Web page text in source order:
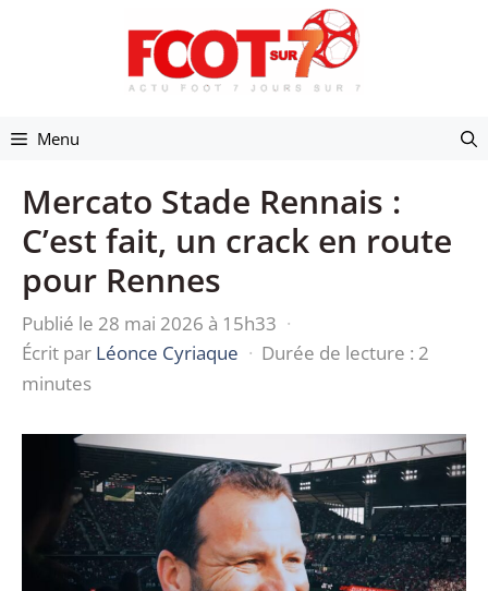
Menu
Mercato Stade Rennais :
C’est fait, un crack en route
pour Rennes
Publié le 28 mai 2026 à 15h33 ·
Écrit par Léonce Cyriaque · Durée de lecture : 2
minutes